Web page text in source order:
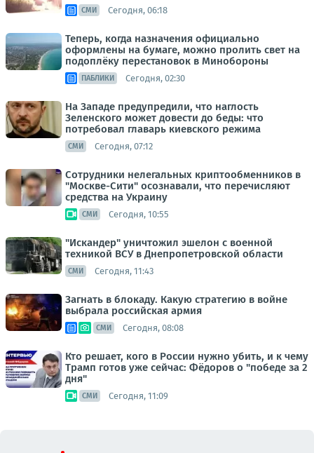
СМИ Сегодня, 06:18
Теперь, когда назначения официально
оформлены на бумаге, можно пролить свет на
подоплёку перестановок в Минобороны
ПАБЛИКИ Сегодня, 02:30
На Западе предупредили, что наглость
Зеленского может довести до беды: что
потребовал главарь киевского режима
СМИ Сегодня, 07:12
Сотрудники нелегальных криптообменников в
"Москве-Сити" осознавали, что перечисляют
средства на Украину
СМИ Сегодня, 10:55
"Искандер" уничтожил эшелон с военной
техникой ВСУ в Днепропетровской области
СМИ Сегодня, 11:43
Загнать в блокаду. Какую стратегию в войне
выбрала российская армия
СМИ Сегодня, 08:08
Кто решает, кого в России нужно убить, и к чему
Трамп готов уже сейчас: Фёдоров о "победе за 2
дня"
СМИ Сегодня, 11:09